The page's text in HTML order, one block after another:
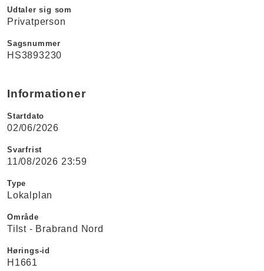
Udtaler sig som
Privatperson
Sagsnummer
HS3893230
Informationer
Startdato
02/06/2026
Svarfrist
11/08/2026 23:59
Type
Lokalplan
Område
Tilst - Brabrand Nord
Hørings-id
H1661